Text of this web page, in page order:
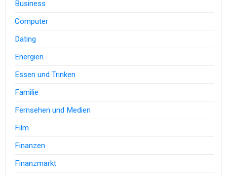
Business
Computer
Dating
Energien
Essen und Trinken
Familie
Fernsehen und Medien
Film
Finanzen
Finanzmarkt